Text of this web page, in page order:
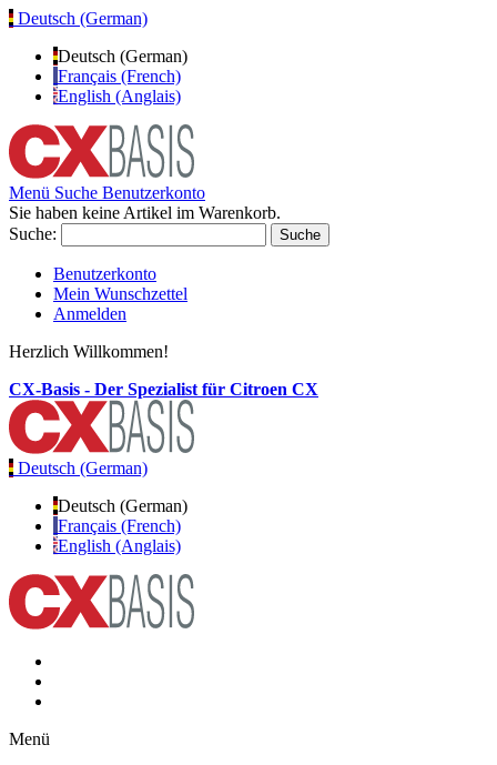
Deutsch (German)
Deutsch (German)
Français (French)
English (Anglais)
Menü Suche Benutzerkonto
Sie haben keine Artikel im Warenkorb.
Suche:
Suche
Benutzerkonto
Mein Wunschzettel
Anmelden
Herzlich Willkommen!
CX-Basis - Der Spezialist für Citroen CX
Deutsch (German)
Deutsch (German)
Français (French)
English (Anglais)
Menü